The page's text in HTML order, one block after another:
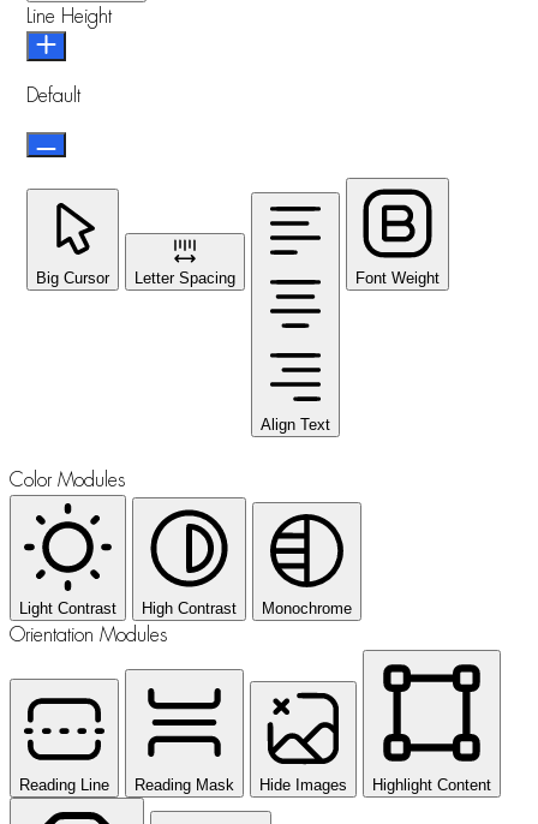
Line Height
Default
Big Cursor Letter Spacing
Align Text
Font Weight
Color Modules
Light Contrast High Contrast Monochrome
Orientation Modules
Reading Line Reading Mask Hide Images Highlight Content